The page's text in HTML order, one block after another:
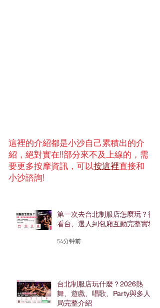
這裡的介紹都是小沙自己累積出的介
紹，絕對實在!!部分來不及上線的，需
要更多按摩資訊，可以按這裡直接和
小沙諮詢!
第一次去台北制服店怎麼玩？從
看台、選人到包廂互動完整實境
54分钟前
台北制服店玩什麼？2026熱
舞、遊戲、唱歌、Party與多人
局完整介紹